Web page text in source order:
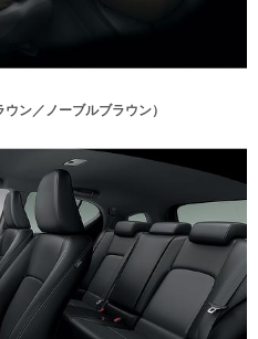
ン／ノーブルブラウン）